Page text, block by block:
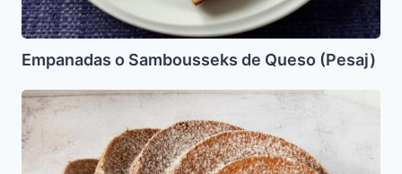
Empanadas o Sambousseks de Queso (Pesaj)
Leicaj
con
Manzana
en